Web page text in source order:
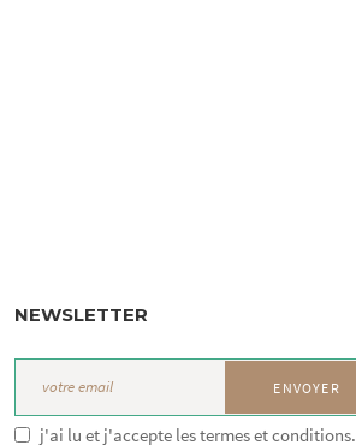
NEWSLETTER
j'ai lu et j'accepte les termes et conditions.